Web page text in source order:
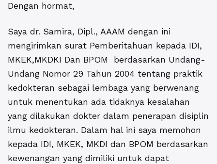
Dengan hormat,
Saya dr. Samira, Dipl., AAAM dengan ini
mengirimkan surat Pemberitahuan kepada IDI,
MKEK,MKDKI Dan BPOM berdasarkan Undang-
Undang Nomor 29 Tahun 2004 tentang praktik
kedokteran sebagai lembaga yang berwenang
untuk menentukan ada tidaknya kesalahan
yang dilakukan dokter dalam penerapan disiplin
ilmu kedokteran. Dalam hal ini saya memohon
kepada IDI, MKEK, MKDI dan BPOM berdasarkan
kewenangan yang dimiliki untuk dapat